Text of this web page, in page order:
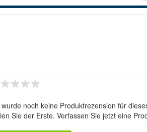
wurde noch keine Produktrezension für
Sie der Erste. Verfassen Sie jetzt eine